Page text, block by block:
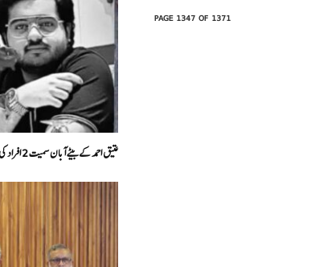
PAGE 1347 OF 1371
عتیق احمد کے بیٹے آبان سمیت 2 افراد کی سڑک حادثے میں موت